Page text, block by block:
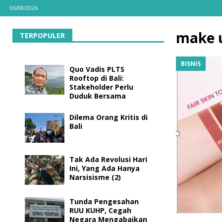
06/08/2026
make
BISNIS
TERPOPULER
Quo Vadis PLTS
Rooftop di Bali:
Stakeholder Perlu
Duduk Bersama
Dilema Orang Kritis di
Bali
Tak Ada Revolusi Hari
Ini, Yang Ada Hanya
Narsisisme (2)
Tunda Pengesahan
RUU KUHP, Cegah
Negara Mengabaikan